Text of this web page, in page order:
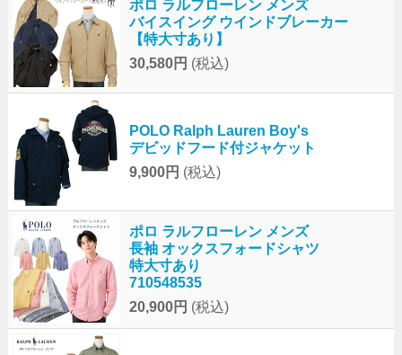
ポロ ラルフローレン メンズ
バイスイング ウインドブレーカー
【特大寸あり】
30,580円 (税込)
POLO Ralph Lauren Boy's
デビッドフード付ジャケット
9,900円 (税込)
ポロ ラルフローレン メンズ
長袖 オックスフォードシャツ
特大寸あり
710548535
20,900円 (税込)